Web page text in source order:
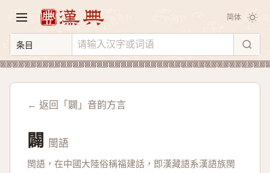
简体
← 返回「闢」音韵方言
闢 閩語
閩語，在中國大陸俗稱福建話，即漢藏語系漢語族閩